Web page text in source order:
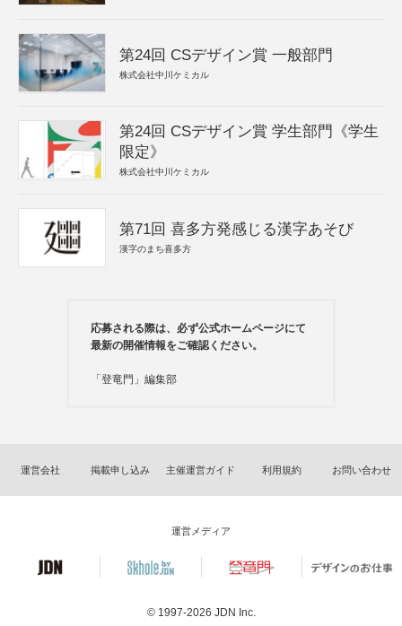
第24回 CSデザイン賞 一般部門
株式会社中川ケミカル
第24回 CSデザイン賞 学生部門《学生
限定》
株式会社中川ケミカル
第71回 喜多方発感じる漢字あそび
漢字のまち喜多方
応募される際は、必ず公式ホームページにて
最新の開催情報をご確認ください。
「登竜門」編集部
運営会社 掲載申し込み 主催運営ガイド 利用規約 お問い合わせ
運営メディア
© 1997-2026 JDN Inc.